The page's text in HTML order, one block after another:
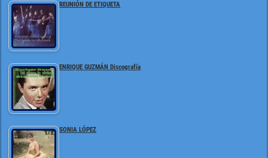
REUNIÓN DE ETIQUETA
ENRIQUE GUZMÁN Discografía
SONIA LÓPEZ